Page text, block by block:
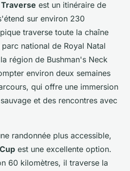
est un itinéraire de
sur environ 230
traverse toute la chaîne
parc national de Royal Natal
région de Bushman's Neck
environ deux semaines
qui offre une immersion
et des rencontres avec
randonnée plus accessible,
est une excellente option.
60 kilomètres, il traverse la